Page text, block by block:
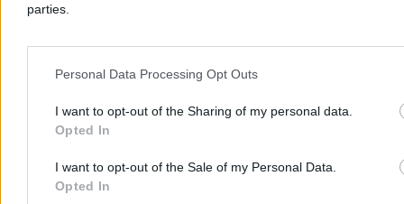
parties.
Personal Data Processing Opt Outs
I want to opt-out of the Sharing of my personal data.
Opted In
I want to opt-out of the Sale of my Personal Data.
Opted In
Kraj